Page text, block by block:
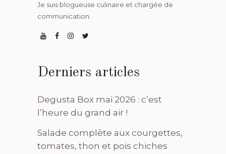
Je suis blogueuse culinaire et chargée de
communication.
Derniers articles
Degusta Box mai 2026 : c’est
l’heure du grand air !
Salade complète aux courgettes,
tomates, thon et pois chiches